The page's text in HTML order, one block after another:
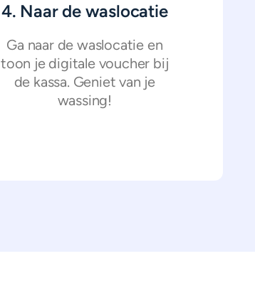
4. Naar de waslocatie
Ga naar de waslocatie en
toon je digitale voucher bij
de kassa. Geniet van je
wassing!